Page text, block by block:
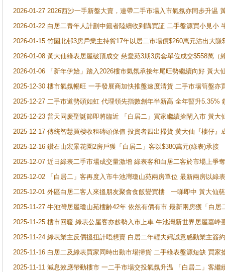
2026-01-27 2026西沙一手新盤大賣，連帶二手市場入市氣氛亦同步升温
2026-01-22 白居二青年人計劃中籤者陸續收到購買証 二手盤源買小見小
2026-01-15 竹園北邨3房戶業主持貨17年以居二市場價$260萬元沽出大賺
2026-01-08 黃大仙綠表居屋破頂成交 慈愛苑3期3房套單位成交$558萬（
2026-01-06 「新年伊始」踏入2026樓市氣氛承接年尾旺勢繼續向好 黃
2025-12-30 樓市氣氛暢旺 一手發展商加快推盤速度清貨 二手市場筍盤
2025-12-27 二手市道勢頭如虹 代理領先指數創年半新高 全年暫升5.35%
2025-12-23 普天同慶聖誕節即將臨近 「白居二」買家繼續搶閘入市 黃
2025-12-17 傳統智慧買樓收租磚頭保值 投資者四出掃貨 黃大仙『樓仔
2025-12-16 鑽石山宏景花園2房戶獲「白居二」客以$380萬元(綠表)承接
2025-12-07 近日綠表二手市場成交量激增 綠表客和白居二客於市場上
2025-12-02 「白居二」客再度入市牛池灣瓊山苑兩房單位 最新兩房以綠
2025-12-01 外區白居二客人來搵朋友聚會食飯變買樓 一睇即中 黃大仙
2025-11-27 牛池灣居屋瓊山苑樓齢42年 依然有價有市 最新兩房獲「白居
2025-11-25 樓市回暖 綠表公屋客亦趁勢入市上車 牛池灣新世界居屋嘉峰
2025-11-24 綠表業主反價搵扭計唔想賣 白居二年輕夫婦誠意感動業主簽
2025-11-16 白居二及綠表買家同時出動市場掃貨 二手綠表盤源短缺 買
2025-11-11 減息效應帶動樓市 一二手市場交投氣氛升温 「白居二」客